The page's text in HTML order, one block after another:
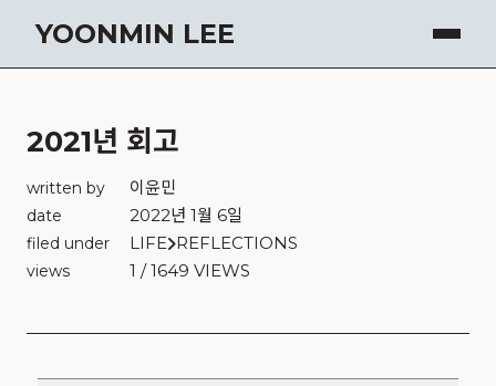
YOONMIN LEE
2021년 회고
written by 이윤민
date 2022년 1월 6일
filed under LIFE REFLECTIONS
views 1 / 1649 VIEWS